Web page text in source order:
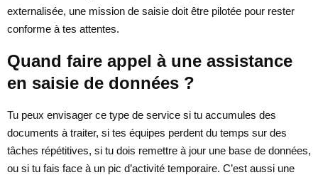
externalisée, une mission de saisie doit être pilotée pour rester
conforme à tes attentes.
Quand faire appel à une assistance
en saisie de données ?
Tu peux envisager ce type de service si tu accumules des
documents à traiter, si tes équipes perdent du temps sur des
tâches répétitives, si tu dois remettre à jour une base de données,
ou si tu fais face à un pic d’activité temporaire. C’est aussi une